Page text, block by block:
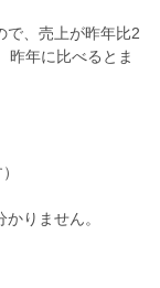
で、売上が昨年比2
昨年に比べるとま
りません。